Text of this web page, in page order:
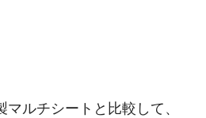
ルチシートと比較して、